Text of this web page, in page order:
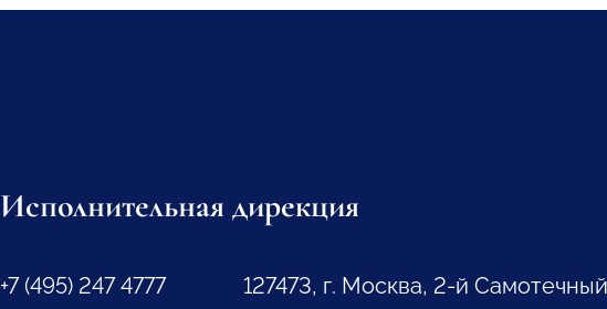
Исполнительная дирекция
+7 (495) 247 4777
127473, г. Москва, 2-й